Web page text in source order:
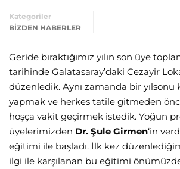
Kategoriler
BIZDEN HABERLER
Geride bıraktığımız yılın son üye
tarihinde Galatasaray’daki Cezayir
düzenledik. Aynı zamanda bir yılsonu
yapmak ve herkes tatile gitmeden
hoşça vakit geçirmek istedik. Yoğun
üyelerimizden Dr. Şule Girmen‘in
eğitimi ile başladı. İlk kez
ilgi ile karşılanan bu eğitimi